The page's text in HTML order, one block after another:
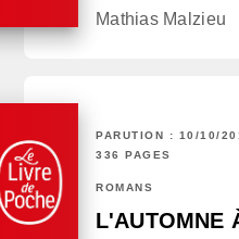
Mathias Malzieu
PARUTION : 10/10/
336 PAGES
ROMANS
L'AUTOMNE